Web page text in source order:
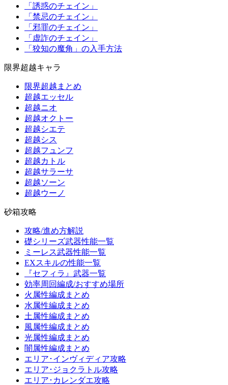
「誘惑のチェイン」
「禁忌のチェイン」
「邪罪のチェイン」
「虚詐のチェイン」
「狡知の魔角」の入手方法
限界超越キャラ
限界超越まとめ
超越エッセル
超越ニオ
超越オクトー
超越シエテ
超越シス
超越フュンフ
超越カトル
超越サラーサ
超越ソーン
超越ウーノ
砂箱攻略
攻略/進め方解説
礎シリーズ武器性能一覧
ミーレス武器性能一覧
EXスキルの性能一覧
『セフィラ』武器一覧
効率周回編成/おすすめ場所
火属性編成まとめ
水属性編成まとめ
土属性編成まとめ
風属性編成まとめ
光属性編成まとめ
闇属性編成まとめ
エリア･インヴィディア攻略
エリア･ジョクラトル攻略
エリア･カレンダエ攻略